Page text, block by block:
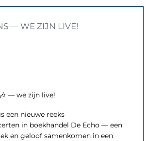
— WE ZIJN LIVE!
— we zijn live!
een nieuwe reeks
in boekhandel De Echo — een
en geloof samenkomen in een